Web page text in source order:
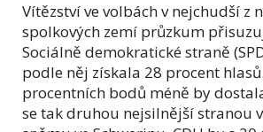
Vítězství ve volbách v nejchudší z
spolkových zemí průzkum
Sociálně demokratické straně
podle něj získala 28 procent
procentních bodů méně by
se tak druhou nejsilnější stranou